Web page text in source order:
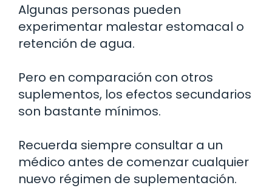
Algunas personas pueden
experimentar malestar estomacal o
retención de agua.
Pero en comparación con otros
suplementos, los efectos secundarios
son bastante mínimos.
Recuerda siempre consultar a un
médico antes de comenzar cualquier
nuevo régimen de suplementación.